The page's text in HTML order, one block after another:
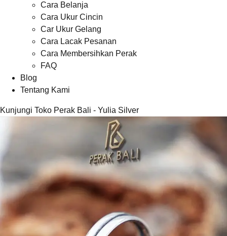
Cara Belanja
Cara Ukur Cincin
Car Ukur Gelang
Cara Lacak Pesanan
Cara Membersihkan Perak
FAQ
Blog
Tentang Kami
Kunjungi Toko Perak Bali - Yulia Silver